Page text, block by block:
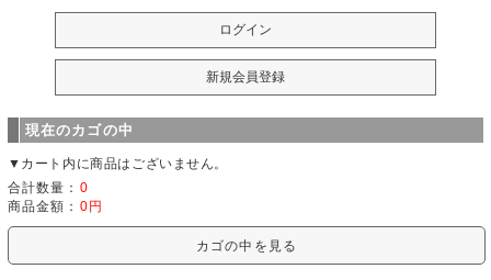
現在のカゴの中
▼カート内に商品はございません。
合計数量： 0
商品金額： 0円
カゴの中を見る